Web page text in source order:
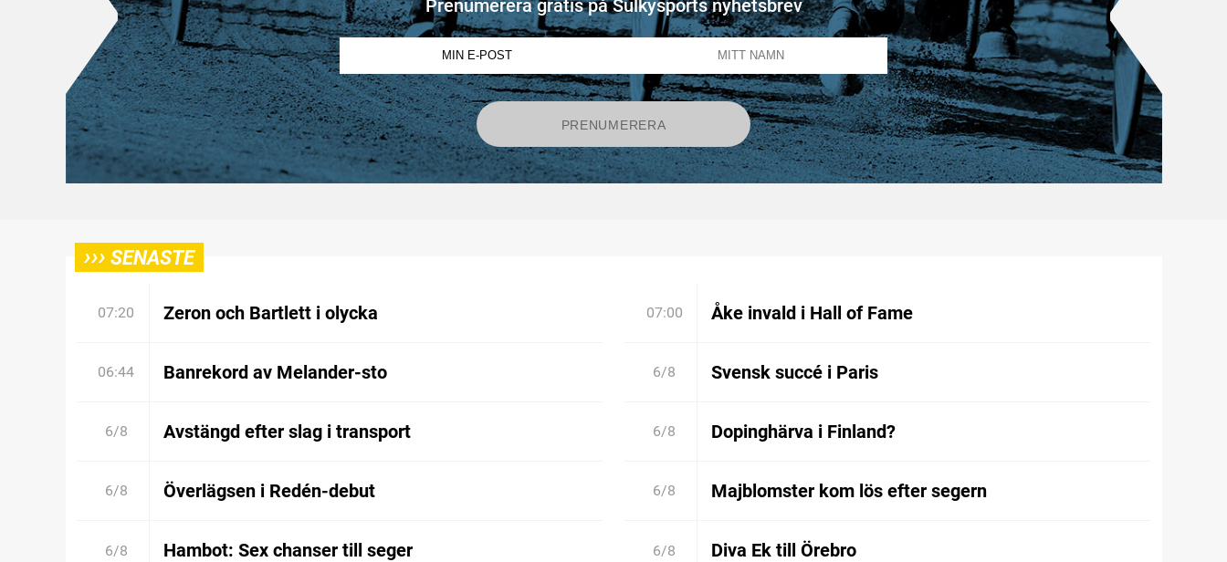
Prenumerera gratis på Sulkysports nyhetsbrev
››› SENASTE
07:20 Zeron och Bartlett i olycka 07:00 Åke invald i Hall of Fame
06:44 Banrekord av Melander-sto 6/8 Svensk succé i Paris
6/8 Avstängd efter slag i transport 6/8 Dopinghärva i Finland?
6/8 Överlägsen i Redén-debut 6/8 Majblomster kom lös efter segern
6/8 Hambot: Sex chanser till seger 6/8 Diva Ek till Örebro